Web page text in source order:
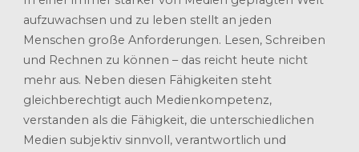
aufzuwachsen und zu leben stellt an jeden
Menschen große Anforderungen. Lesen, Schreiben
und Rechnen zu können – das reicht heute nicht
mehr aus. Neben diesen Fähigkeiten steht
gleichberechtigt auch Medienkompetenz,
verstanden als die Fähigkeit, die unterschiedlichen
Medien subjektiv sinnvoll, verantwortlich und